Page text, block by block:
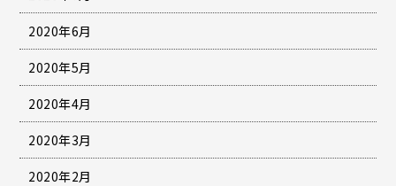
2020年6月
2020年5月
2020年4月
2020年3月
2020年2月